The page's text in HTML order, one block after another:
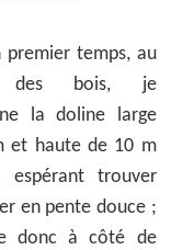
premier temps, au
des bois, je
la doline large
et haute de 10 m
espérant trouver
en pente douce ;
donc à côté de